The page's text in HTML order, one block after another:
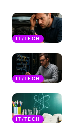
IT/TECH
IT/TECH
IT/TECH